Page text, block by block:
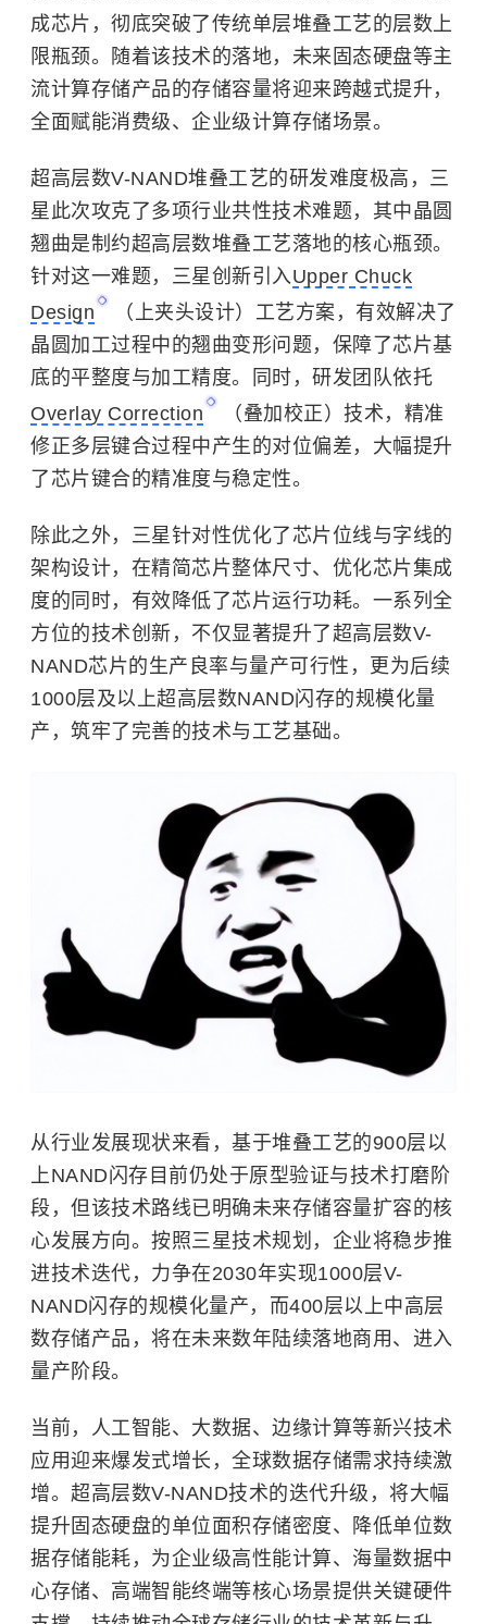
成芯片，彻底突破了传统单层堆叠工艺的层数上
限瓶颈。随着该技术的落地，未来固态硬盘等主
流计算存储产品的存储容量将迎来跨越式提升，
全面赋能消费级、企业级计算存储场景。
超高层数V-NAND堆叠工艺的研发难度极高，三
星此次攻克了多项行业共性技术难题，其中晶圆
翘曲是制约超高层数堆叠工艺落地的核心瓶颈。
针对这一难题，三星创新引入Upper Chuck
Design
（上夹头设计）工艺方案，有效解决了
晶圆加工过程中的翘曲变形问题，保障了芯片基
底的平整度与加工精度。同时，研发团队依托
Overlay Correction
（叠加校正）技术，精准
修正多层键合过程中产生的对位偏差，大幅提升
了芯片键合的精准度与稳定性。
除此之外，三星针对性优化了芯片位线与字线的
架构设计，在精简芯片整体尺寸、优化芯片集成
度的同时，有效降低了芯片运行功耗。一系列全
方位的技术创新，不仅显著提升了超高层数V-
NAND芯片的生产良率与量产可行性，更为后续
1000层及以上超高层数NAND闪存的规模化量
产，筑牢了完善的技术与工艺基础。
从行业发展现状来看，基于堆叠工艺的900层以
上NAND闪存目前仍处于原型验证与技术打磨阶
段，但该技术路线已明确未来存储容量扩容的核
心发展方向。按照三星技术规划，企业将稳步推
进技术迭代，力争在2030年实现1000层V-
NAND闪存的规模化量产，而400层以上中高层
数存储产品，将在未来数年陆续落地商用、进入
量产阶段。
当前，人工智能、大数据、 边缘计算等新兴技术
应用迎来爆发式增长，全球数据存储需求持续激
增。超高层数V-NAND技术的迭代升级，将大幅
提升固态硬盘的单位面积存储密度、降低单位数
据存储能耗，为企业级高性能计算、海量数据中
心存储、高端智能终端等核心场景提供关键硬件